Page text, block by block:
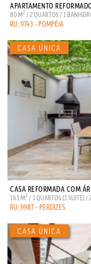
APARTAMENTO
80 M2 / 2 QUARTOS / 1
RU: 9743 - POMPÉIA
CASA REFORMADA COM
163 M2 / 3 QUARTOS (1 SUITE) /
RU: 9987 - PERDIZES